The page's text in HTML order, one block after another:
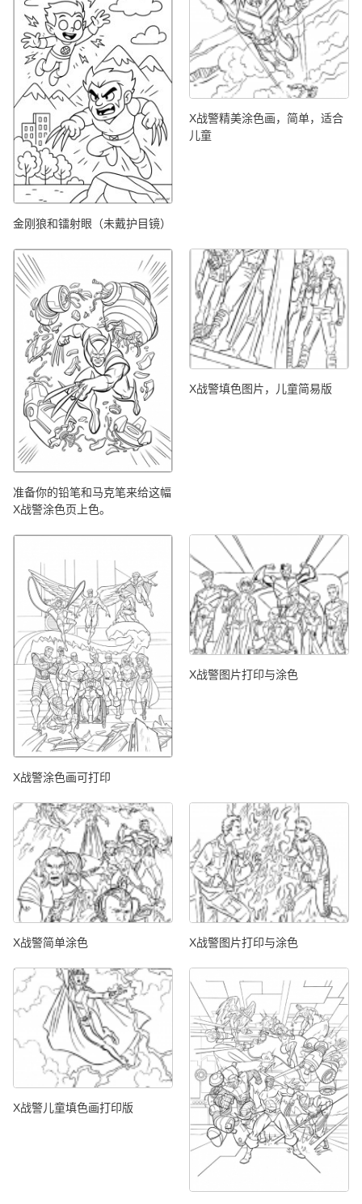
金刚狼和镭射眼（未戴护目镜）
X战警精美涂色画，简单，适合
儿童
准备你的铅笔和马克笔来给这幅
X战警涂色页上色。
X战警填色图片，儿童简易版
X战警涂色画可打印
X战警图片打印与涂色
X战警简单涂色 X战警图片打印与涂色
X战警儿童填色画打印版